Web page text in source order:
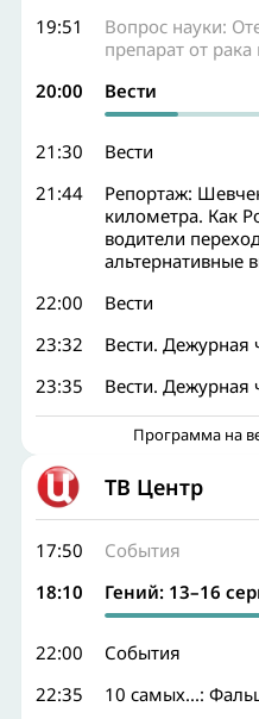
19:51
Вопрос науки:
препарат от рака
20:00
Вести
21:30
Вести
21:44
Репортаж:
километра. Как
водители
альтернативные
22:00
Вести
23:32
Вести. Дежурная
23:35
Вести. Дежурная
Программа на
ТВ Центр
17:50
События
18:10
Гений: 13–16
22:00
События
22:35
10 самых...: